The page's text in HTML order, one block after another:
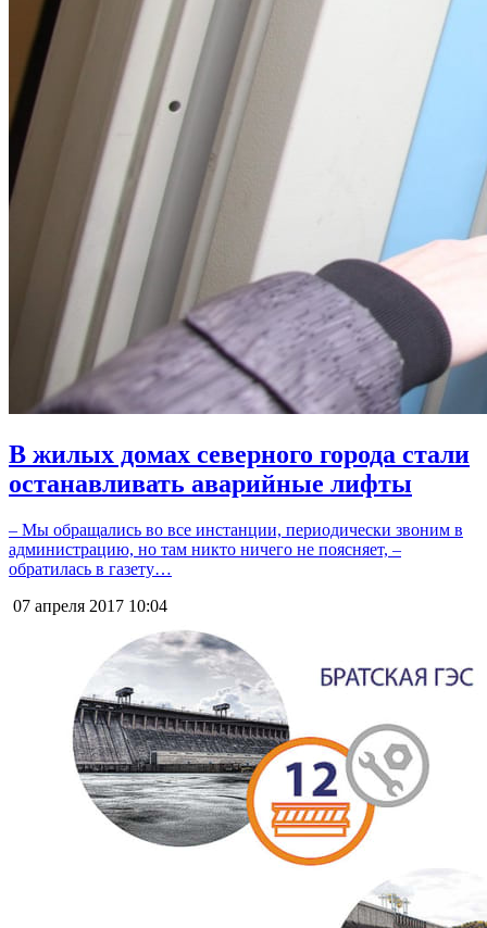
В жилых домах северного города стали
останавливать аварийные лифты
– Мы обращались во все инстанции, периодически звоним в
администрацию, но там никто ничего не поясняет, –
обратилась в газету…
07 апреля 2017 10:04